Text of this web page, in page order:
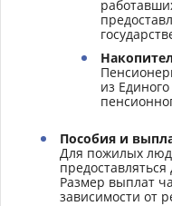
из
Пособия и
Для пожилых
Размер выплат
зависимости от